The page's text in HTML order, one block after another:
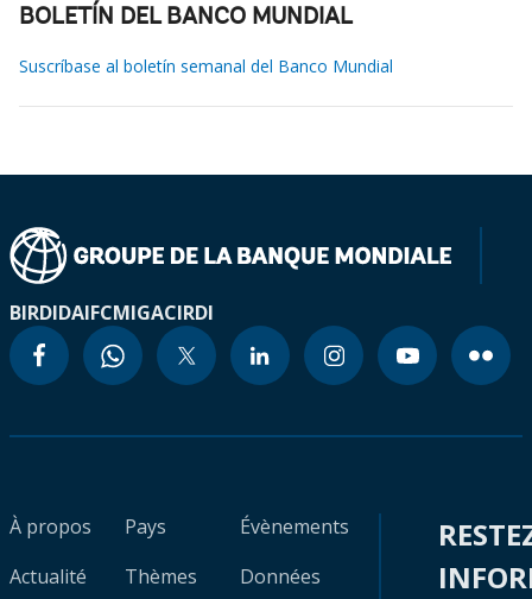
BOLETÍN DEL BANCO MUNDIAL
Suscríbase al boletín semanal del Banco Mundial
BIRDIDAIFCMIGACIRDI
À propos
Actualité
Pays
Thèmes
Évènements
Données